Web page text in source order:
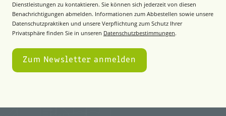
Dienstleistungen zu kontaktieren. Sie können sich jederzeit von diesen
Benachrichtigungen abmelden. Informationen zum Abbestellen sowie unsere
Datenschutzpraktiken und unsere Verpflichtung zum Schutz Ihrer
Privatsphäre finden Sie in unseren Datenschutzbestimmungen.